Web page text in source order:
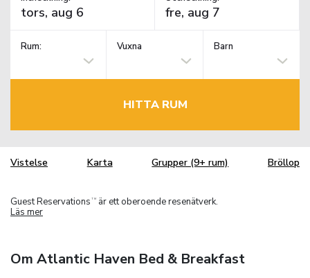
Rum: Vuxna Barn
HITTA RUM
Vistelse Karta Grupper (9+ rum) Bröllop
Guest Reservations TM
är ett oberoende resenätverk.
Läs mer
Om Atlantic Haven Bed & Breakfast